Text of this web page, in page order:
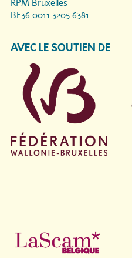
RPM Bruxelles
BE36 0011 3205 6381
AVEC LE SOUTIEN DE